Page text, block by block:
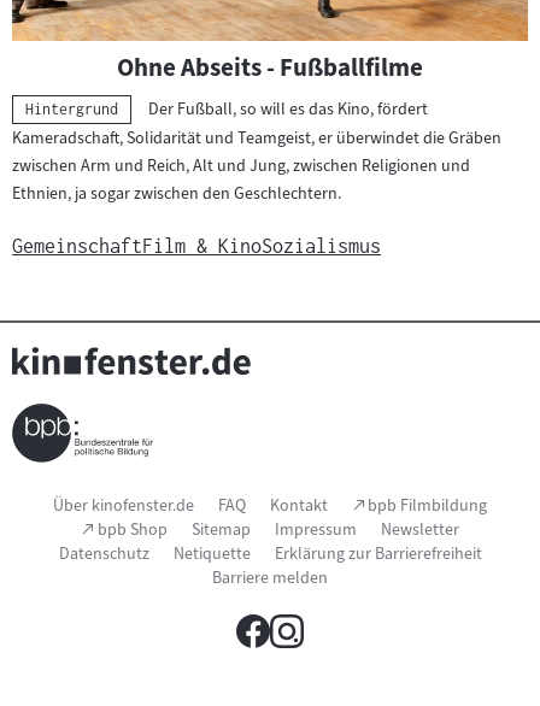
Ohne Abseits - Fußballfilme
Kategorie:
Hintergrund
Der Fußball, so will es das Kino, fördert
Kameradschaft, Solidarität und Teamgeist, er überwindet die Gräben
zwischen Arm und Reich, Alt und Jung, zwischen Religionen und
Ethnien, ja sogar zwischen den Geschlechtern.
GemeinschaftFilm & KinoSozialismus
Seitenfußnavigation
Über kinofenster.de FAQ Kontakt (Link
öffnet
im
neuen
bpb Filmbildung
(Link
öffnet
im
bpb Shop Sitemap Impressum
Newsletter
Datenschutz
Netiquette
Erklärung zur Barrierefreiheit
Barriere melden